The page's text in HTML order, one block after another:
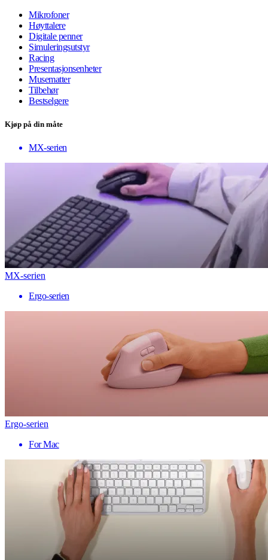
Mikrofoner
Høyttalere
Digitale penner
Simuleringsutstyr
Racing
Presentasjonsenheter
Musematter
Tilbehør
Bestselgere
Kjøp på din måte
MX-serien
MX-serien
Ergo-serien
Ergo-serien
For Mac